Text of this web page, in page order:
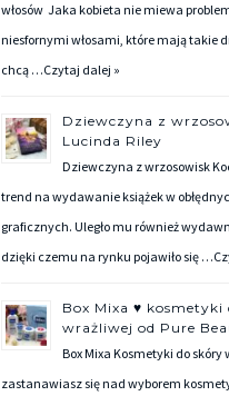
włosów Jaka kobieta nie miewa
niesfornymi włosami, które mają takie
chcą …Czytaj dalej »
Dziewczyna z
Lucinda Riley
Dziewczyna z wrzosowisk
trend na wydawanie książek w
graficznych. Uległo mu również
dzięki czemu na rynku pojawiło się …
Box Mixa ♥ kosmetyki
wrażliwej od Pure
Box Mixa Kosmetyki do
zastanawiasz się nad wyborem